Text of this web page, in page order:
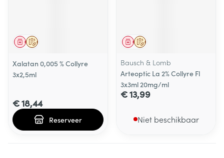
Op voorschrift
Geneesmiddel
Xalatan 0,005 % Collyre
3x2,5ml
€ 18,44
Reserveer
Op voorschrift
Geneesmiddel
Bausch & Lomb
Arteoptic La 2% Collyre Fl
3x3ml 20mg/ml
€ 13,99
Niet beschikbaar